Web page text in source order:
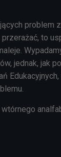
problem
to
jednak, jak
Edukacyjnych,